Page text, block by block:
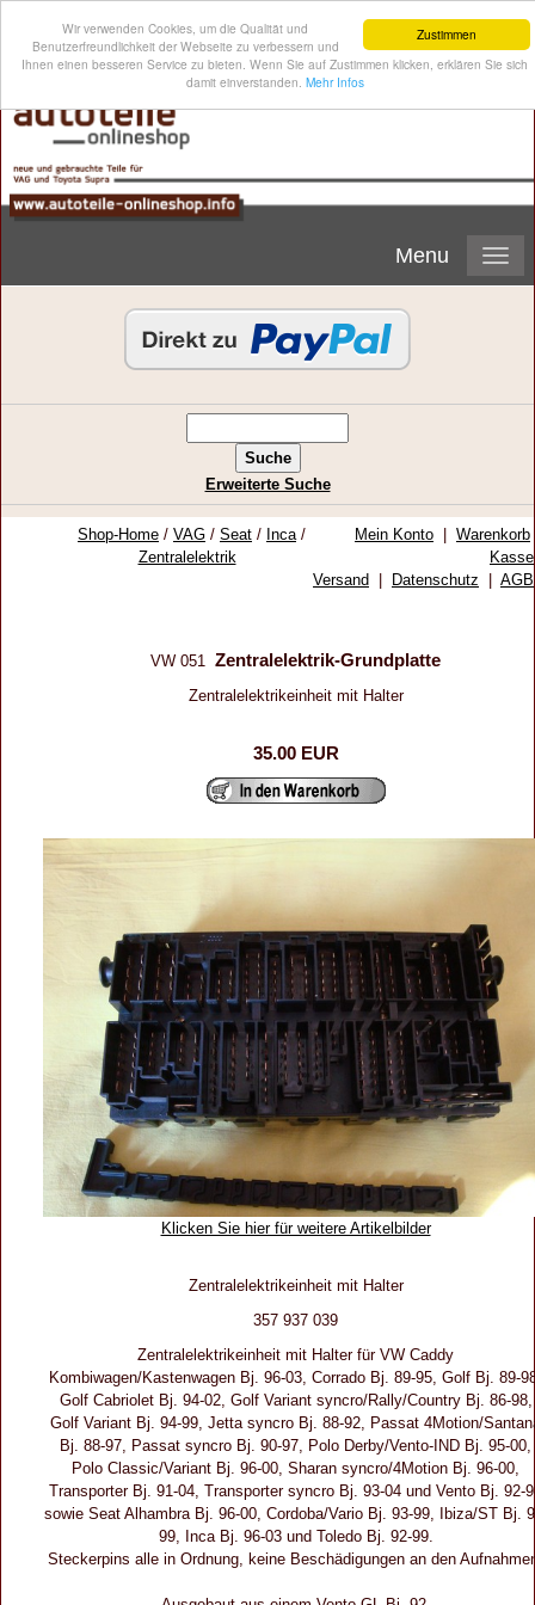
Zustimmen
Wir verwenden Cookies, um die Qualität und
Benutzerfreundlichkeit der Webseite zu verbessern und
Ihnen einen besseren Service zu bieten. Wenn Sie auf Zustimmen klicken, erklären Sie sich
damit einverstanden. Mehr Infos
Menu
Erweiterte Suche
Shop-Home / VAG / Seat / Inca /
Zentralelektrik
Mein Konto Warenkorb
Kasse
Versand
Datenschutz AGB
VW 051 Zentralelektrik-Grundplatte
Zentralelektrikeinheit mit Halter
35.00 EUR
Klicken Sie hier für weitere Artikelbilder
Zentralelektrikeinheit mit Halter
357 937 039
Zentralelektrikeinheit mit Halter für VW Caddy
Kombiwagen/Kastenwagen Bj. 96-03, Corrado Bj. 89-95, Golf Bj. 89-
Golf Cabriolet Bj. 94-02, Golf Variant syncro/Rally/Country Bj. 86-98,
Golf Variant Bj. 94-99, Jetta syncro Bj. 88-92, Passat 4Motion/
Bj. 88-97, Passat syncro Bj. 90-97, Polo Derby/Vento-IND Bj. 95-00,
Polo Classic/Variant Bj. 96-00, Sharan syncro/4Motion Bj. 96-00,
Transporter Bj. 91-04, Transporter syncro Bj. 93-04 und Vento Bj. 92-
sowie Seat Alhambra Bj. 96-00, Cordoba/Vario Bj. 93-99, Ibiza/ST Bj.
99, Inca Bj. 96-03 und Toledo Bj. 92-99.
Steckerpins alle in Ordnung, keine Beschädigungen an den